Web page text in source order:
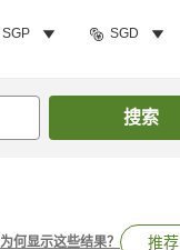
SGP SGD
搜索
为何显示这些结果？ 推荐